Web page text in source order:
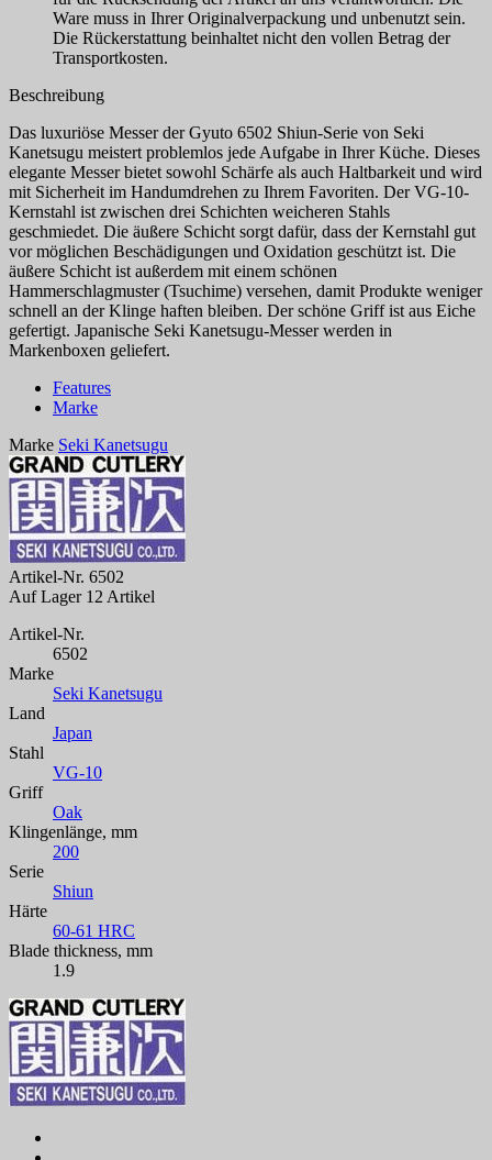
Ware muss in Ihrer Originalverpackung und unbenutzt sein.
Die Rückerstattung beinhaltet nicht den vollen Betrag der
Transportkosten.
Beschreibung
Das luxuriöse Messer der Gyuto 6502 Shiun-Serie von Seki
Kanetsugu meistert problemlos jede Aufgabe in Ihrer Küche. Dieses
elegante Messer bietet sowohl Schärfe als auch Haltbarkeit und wird
mit Sicherheit im Handumdrehen zu Ihrem Favoriten. Der VG-10-
Kernstahl ist zwischen drei Schichten weicheren Stahls
geschmiedet. Die äußere Schicht sorgt dafür, dass der Kernstahl gut
vor möglichen Beschädigungen und Oxidation geschützt ist. Die
äußere Schicht ist außerdem mit einem schönen
Hammerschlagmuster (Tsuchime) versehen, damit Produkte weniger
schnell an der Klinge haften bleiben. Der schöne Griff ist aus Eiche
gefertigt. Japanische Seki Kanetsugu-Messer werden in
Markenboxen geliefert.
Features
Marke
Marke Seki Kanetsugu
Artikel-Nr. 6502
Auf Lager 12 Artikel
Artikel-Nr.
6502
Marke
Seki Kanetsugu
Land
Japan
Stahl
VG-10
Griff
Oak
Klingenlänge, mm
200
Serie
Shiun
Härte
60-61 HRC
Blade thickness, mm
1.9